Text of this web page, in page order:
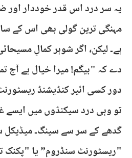
یہ سر درد اس قدر خوددار اور
مہنگی ترین گولی بھی اس کے
ہے۔ لیکن، اگر شوہر کمالِ
دے کہ "بیگم! میرا خیال ہے
دور کسی ائیر کنڈیشنڈ
تو وہی درد سیکنڈوں میں ایسے
گدھے کے سر سے سینگ۔
"ریسٹورنٹ سنڈروم” یا "پکنک